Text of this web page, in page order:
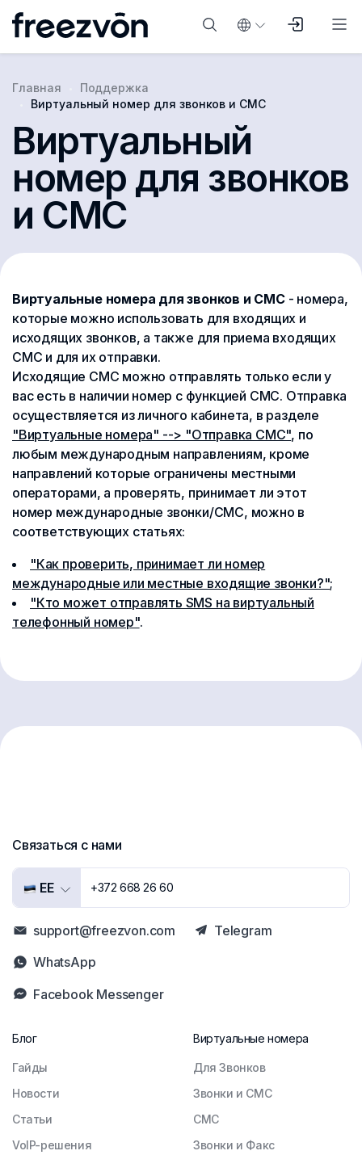
Главная
Поддержка
Виртуальный номер для звонков и СМС
Виртуальный
номер для звонков
и СМС
Виртуальные номера для звонков и СМС- номера,
которые можно использовать для входящих и
исходящих звонков, а также для приема входящих
СМС и для их отправки.
Исходящие СМС можно отправлять только если у
вас есть в наличии номер с функцией СМС. Отправка
осуществляется из личного кабинета, в разделе
"Виртуальные номера" --> "Отправка СМС", по
любым международным направлениям, кроме
направлений которые ограничены местными
операторами, а проверять, принимает ли этот
номер международные звонки/СМС, можно в
соответствующих статьях:
"Как проверить, принимает ли номер
международные или местные входящие звонки?";
"Кто может отправлять SMS на виртуальный
телефонный номер".
Связаться с нами
EE +372 668 26 60
support@freezvon.com
Facebook Messenger
Telegram
WhatsApp
Блог
Гайды
Новости
Статьи
VoIP-решения
Виртуальные номера
Для Звонков
Звонки и СМС
СМС
Звонки и Факс